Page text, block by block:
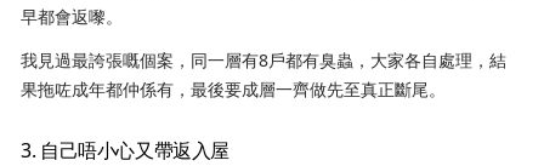
早都會返嚟。
我見過最誇張嘅個案，同一層有8戶都有臭蟲，大家各自處理，結
果拖咗成年都仲係有，最後要成層一齊做先至真正斷尾。
3. 自己唔小心又帶返入屋